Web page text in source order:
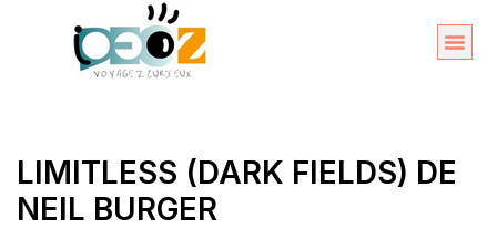
LIMITLESS (DARK FIELDS) DE
NEIL BURGER